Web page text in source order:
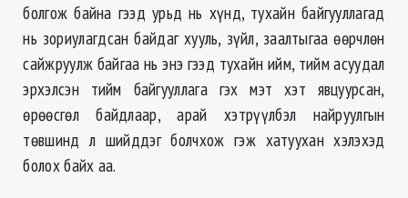
болгож байна гээд урьд нь хүнд, тухайн байгууллагад
нь зориулагдсан байдаг хууль, зүйл, заалтыгаа өөрчлөн
сайжруулж байгаа нь энэ гээд тухайн ийм, тийм асуудал
эрхэлсэн тийм байгууллага гэх мэт хэт явцуурсан,
өрөөсгөл байдлаар, арай хэтрүүлбэл найруулгын
төвшинд л шийддэг болчхож гэж хатуухан хэлэхэд
болох байх аа.